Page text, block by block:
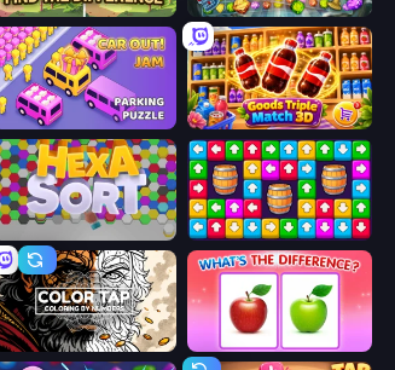
Find The Difference Forgotten Treasure 2
Car OUT! Jam Parking Puzzle Goods Triple Match 3D
Tap Away Story
Color Tap: Coloring by Numbers What's The Difference?